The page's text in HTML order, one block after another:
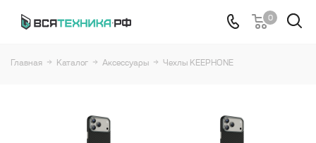
0
Главная Каталог Аксессуары Чехлы KEEPHONE